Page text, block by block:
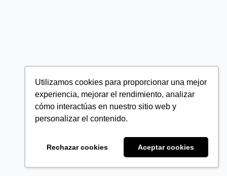
Utilizamos cookies para proporcionar una mejor
experiencia, mejorar el rendimiento, analizar
cómo interactúas en nuestro sitio web y
personalizar el contenido.
Rechazar cookies Aceptar cookies